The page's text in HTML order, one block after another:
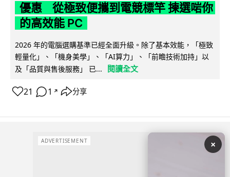
優惠 從極致便攜到電競標竿 揀選啱你
的高效能 PC
2026 年的電腦選購基準已經全面升級。除了基本效能，「極致
輕量化」、「機身美學」、「AI算力」、「前瞻技術加持」以
及「品質與售後服務」 已...
閱讀全文
21 1 ↗ 分享
ADVERTISEMENT ×